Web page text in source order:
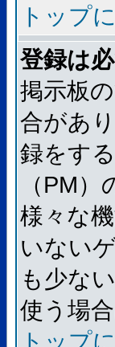
トップ
登録は
掲示板
合があ
録をす
（PM
様々な
いない
も少な
使う場
トップ